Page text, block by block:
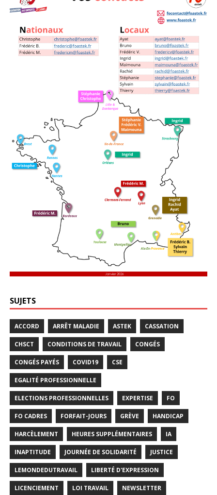
SUJETS
ACCORD ARRÊT MALADIE ASTEK CASSATION
CHSCT CONDITIONS DE TRAVAIL CONGÉS
CONGÉS PAYÉS COVID19 CSE
EGALITÉ PROFESSIONNELLE
ELECTIONS PROFESSIONNELLES EXPERTISE FO
FO CADRES FORFAIT-JOURS GRÈVE HANDICAP
HARCÈLEMENT HEURES SUPPLÉMENTAIRES IA
INAPTITUDE JOURNÉE DE SOLIDARITÉ JUSTICE
LEMONDEDUTRAVAIL LIBERTÉ D'EXPRESSION
LICENCIEMENT LOI TRAVAIL NEWSLETTER